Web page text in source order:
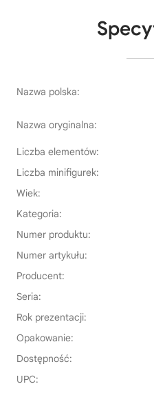
Nazwa polska:
Nazwa oryginalna:
Liczba elementów:
Liczba minifigurek:
Wiek:
Kategoria:
Numer produktu:
Numer artykułu:
Producent:
Seria:
Rok prezentacji:
Opakowanie:
Dostępność:
UPC: